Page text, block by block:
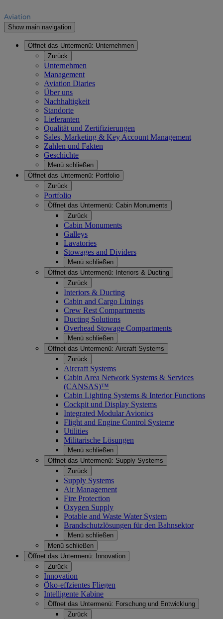
Show main navigation
Öffnet das Untermenü: Unternehmen
Zurück
Unternehmen
Management
Aviation Diaries
Über uns
Nachhaltigkeit
Standorte
Lieferanten
Qualität und Zertifizierungen
Sales, Marketing & Key Account Management
Zahlen und Fakten
Geschichte
Menü schließen
Öffnet das Untermenü: Portfolio
Zurück
Portfolio
Öffnet das Untermenü: Cabin Monuments
Zurück
Cabin Monuments
Galleys
Lavatories
Stowages and Dividers
Menü schließen
Öffnet das Untermenü:
Interiors & Ducting
Zurück
Interiors & Ducting
Cabin and Cargo Linings
Crew Rest Compartments
Ducting Solutions
Overhead Stowage Compartments
Menü schließen
Öffnet das Untermenü: Aircraft Systems
Zurück
Aircraft Systems
Cabin Area Network Systems & Services
(CANSAS)™
Cabin Lighting Systems & Interior Functions
Cockpit und Display Systems
Integrated Modular Avionics
Flight and Engine Control Systeme
Utilities
Militarische Lösungen
Menü schließen
Öffnet das Untermenü: Supply Systems
Zurück
Supply Systems
Air Management
Fire Protection
Oxygen Supply
Potable and Waste Water System
Brandschutzlösungen für den Bahnsektor
Menü schließen
Menü schließen
Öffnet das Untermenü:
Innovation
Zurück
Innovation
Öko-effzientes Fliegen
Intelligente Kabine
Öffnet das Untermenü: Forschung und Entwicklung
Zurück